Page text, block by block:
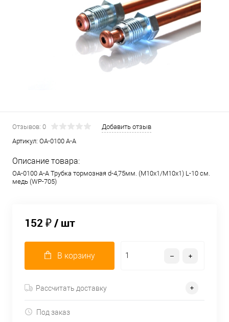
Отзывов: 0
Добавить отзыв
Артикул: OA-0100 A-A
Описание товара:
OA-0100 A-A Трубка тормозная d-4,75мм. (М10х1/М10х1) L-10 см.
медь (WP-705)
152 ₽/ шт
В корзину
Рассчитать доставку
Под заказ